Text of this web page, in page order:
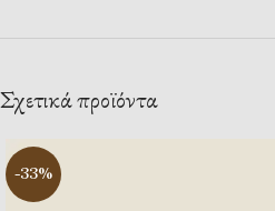
Σχετικά προϊόντα
-33%